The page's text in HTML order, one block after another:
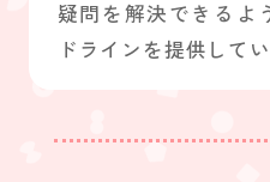
疑問を解決できるよ
ドラインを提供してい